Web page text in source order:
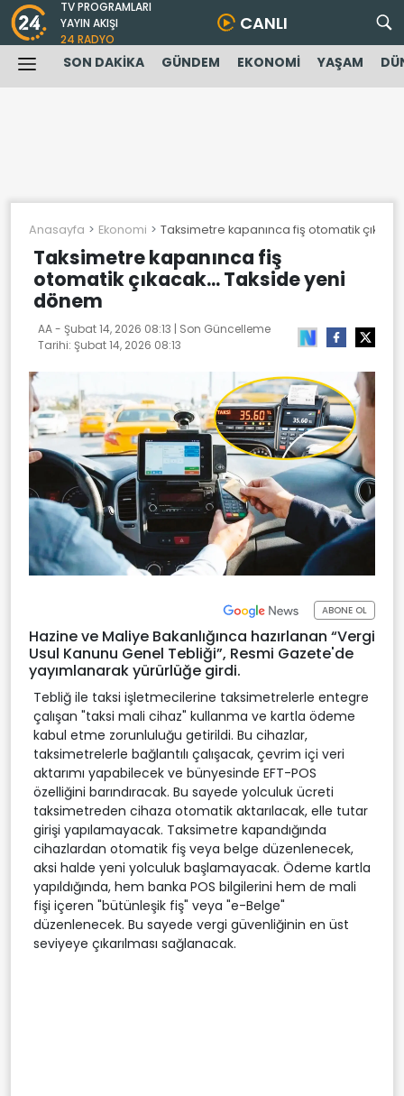
TV PROGRAMLARI
YAYIN AKIŞI
24 RADYO
CANLI
SON DAKİKA GÜNDEM EKONOMİ YAŞAM
Anasayfa Ekonomi Taksimetre kapanınca fiş otomatik
Taksimetre kapanınca fiş
otomatik çıkacak... Takside yeni
dönem
AA - Şubat 14, 2026 08:13 | Son Güncelleme
Tarihi: Şubat 14, 2026 08:13
ABONE OL
Hazine ve Maliye Bakanlığınca hazırlanan “Vergi
Usul Kanunu Genel Tebliği”, Resmi Gazete'de
yayımlanarak yürürlüğe girdi.
Tebliğ ile taksi işletmecilerine taksimetrelerle entegre
çalışan "taksi mali cihaz" kullanma ve kartla ödeme
kabul etme zorunluluğu getirildi. Bu cihazlar,
taksimetrelerle bağlantılı çalışacak, çevrim içi veri
aktarımı yapabilecek ve bünyesinde EFT-POS
özelliğini barındıracak. Bu sayede yolculuk ücreti
taksimetreden cihaza otomatik aktarılacak, elle tutar
girişi yapılamayacak. Taksimetre kapandığında
cihazlardan otomatik fiş veya belge düzenlenecek,
aksi halde yeni yolculuk başlamayacak. Ödeme kartla
yapıldığında, hem banka POS bilgilerini hem de mali
fişi içeren "bütünleşik fiş" veya "e-Belge"
düzenlenecek. Bu sayede vergi güvenliğinin en üst
seviyeye çıkarılması sağlanacak.